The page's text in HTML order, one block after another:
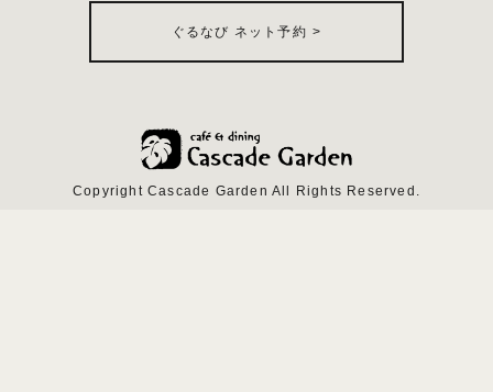
ぐるなび ネット予約 >
Copyright Cascade Garden All Rights Reserved.